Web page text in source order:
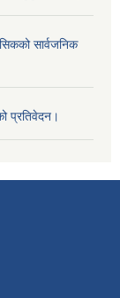
सार्वजनिक
प्रतिवेदन।